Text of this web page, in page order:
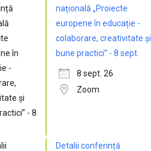
națională „Proiecte
europene în educație -
colaborare, creativitate și
bune practici” - 8 sept.
8 sept. 26
Zoom
Detalii conferință